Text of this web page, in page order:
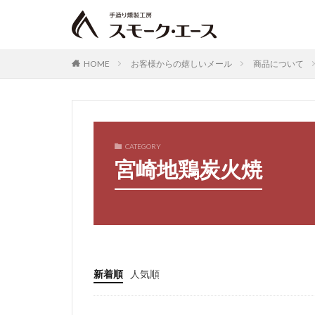
HOME お客様からの嬉しいメール 商品について
CATEGORY
宮崎地鶏炭火焼
新着順 人気順